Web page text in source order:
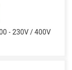
- 230V / 400V